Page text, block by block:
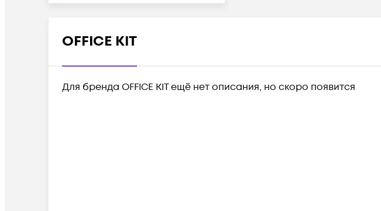
OFFICE KIT
Для бренда OFFICE KIT ещё нет описания, но скоро появится